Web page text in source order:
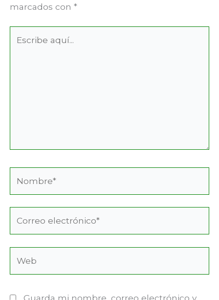
marcados con *
aquí...
electrónico*
Guarda mi nombre, correo electrónico y